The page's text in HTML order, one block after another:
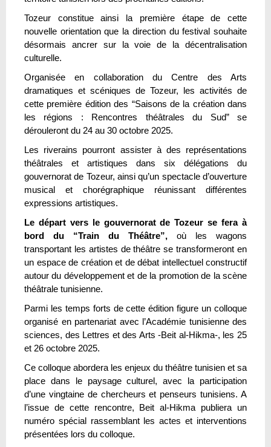
Tozeur constitue ainsi la première étape de cette
nouvelle orientation que la direction du festival souhaite
désormais ancrer sur la voie de la décentralisation
culturelle.
Organisée en collaboration du Centre des Arts
dramatiques et scéniques de Tozeur, les activités de
cette première édition des “Saisons de la création dans
les régions : Rencontres théâtrales du Sud” se
dérouleront du 24 au 30 octobre 2025.
Les riverains pourront assister à des représentations
théâtrales et artistiques dans six délégations du
gouvernorat de Tozeur, ainsi qu’un spectacle d’ouverture
musical et chorégraphique réunissant différentes
expressions artistiques.
Le départ vers le gouvernorat de Tozeur se fera à
bord du “Train du Théâtre”, où les wagons
transportant les artistes de théâtre se transformeront en
un espace de création et de débat intellectuel constructif
autour du développement et de la promotion de la scène
théâtrale tunisienne.
Parmi les temps forts de cette édition figure un colloque
organisé en partenariat avec l’Académie tunisienne des
sciences, des Lettres et des Arts -Beit al-Hikma-, les 25
et 26 octobre 2025.
Ce colloque abordera les enjeux du théâtre tunisien et sa
place dans le paysage culturel, avec la participation
d’une vingtaine de chercheurs et penseurs tunisiens. A
l’issue de cette rencontre, Beit al-Hikma publiera un
numéro spécial rassemblant les actes et interventions
présentées lors du colloque.